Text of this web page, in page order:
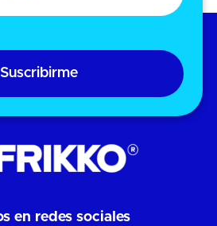
Suscribirme
en redes sociales